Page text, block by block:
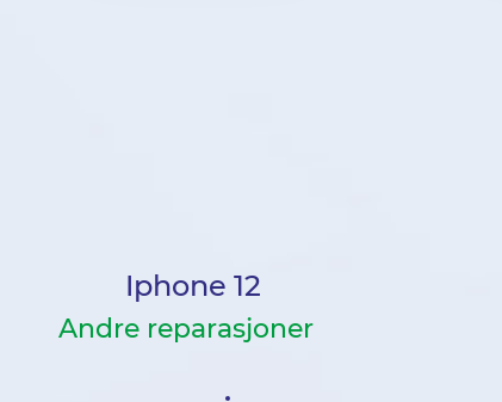
Iphone 12
Andre reparasjoner